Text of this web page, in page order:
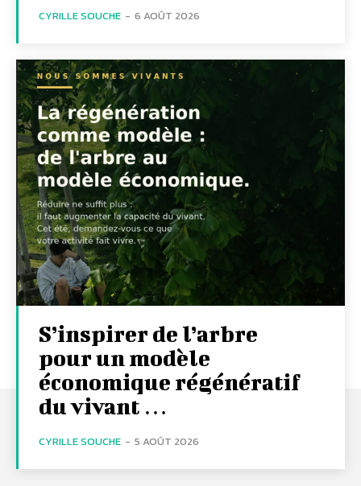
CYRILLE SOUCHE - 6 AOÛT 2026
S’inspirer de l’arbre
pour un modèle
économique régénératif
du vivant …
CYRILLE SOUCHE - 5 AOÛT 2026